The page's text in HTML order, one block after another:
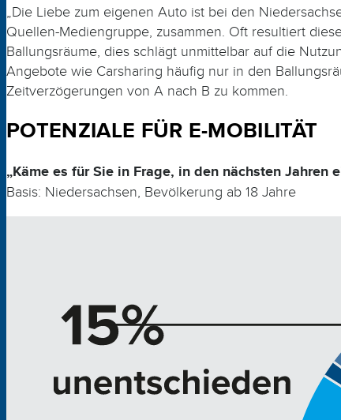
„Die Liebe zum eigenen Auto ist bei den
Quellen-Mediengruppe, zusammen. Oft resultiert
Ballungsräume, dies schlägt unmittelbar auf die
Angebote wie Carsharing häufig nur in den
Zeitverzögerungen von A nach B zu kommen.
POTENZIALE FÜR E-MOBILITÄT
„Käme es für Sie in Frage, in den nächsten Jahren
Basis: Niedersachsen, Bevölkerung ab 18 Jahre